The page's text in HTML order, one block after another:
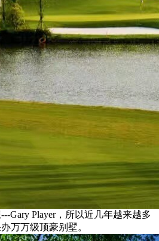
Gary Player，所以近几年越来越多
万万级顶豪别墅。